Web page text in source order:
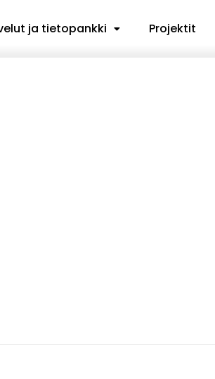
ja tietopankki Projektit